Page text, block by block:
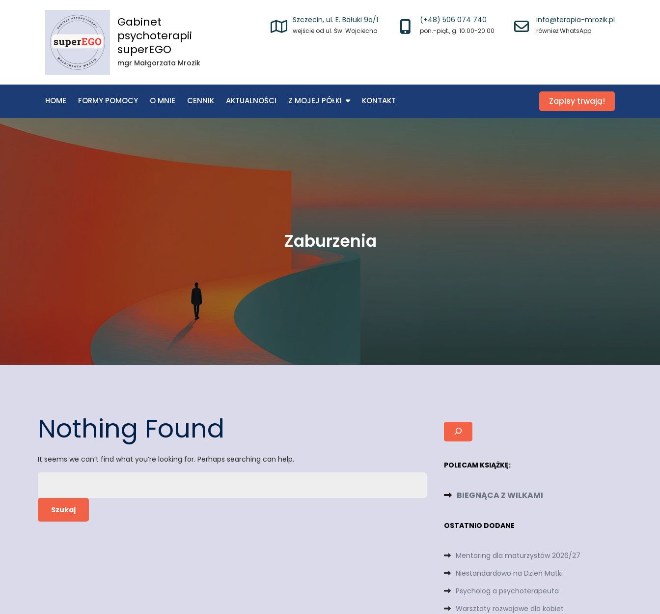
Gabinet
psychoterapii
superEGO
mgr Małgorzata Mrozik
Szczecin, ul. E. Bałuki 9a/1
wejście od ul. Św. Wojciecha
(+48) 506 074 740
pon.-piąt., g. 10.00-20.00
info@terapia-mrozik.pl
również WhatsApp
HOME FORMY POMOCY O MNIE CENNIK AKTUALNOŚCI Z MOJEJ PÓŁKI KONTAKT Zapisy trwają!
Zaburzenia
Nothing Found
It seems we can’t find what you’re looking for. Perhaps searching can help.
POLECAM KSIĄŻKĘ:
BIEGNĄCA Z WILKAMI
OSTATNIO DODANE
Mentoring dla maturzystów 2026/27
Niestandardowo na Dzień Matki
Psycholog a psychoterapeuta
Warsztaty rozwojowe dla kobiet